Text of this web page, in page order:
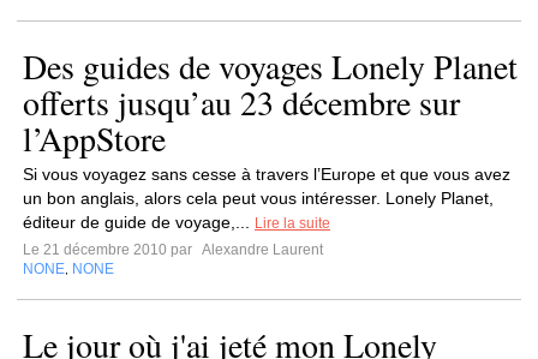
Des guides de voyages Lonely Planet
offerts jusqu’au 23 décembre sur
l’AppStore
Si vous voyagez sans cesse à travers l’Europe et que vous avez
un bon anglais, alors cela peut vous intéresser. Lonely Planet,
éditeur de guide de voyage,...
Lire la suite
Le 21 décembre 2010 par Alexandre Laurent
NONE NONE
Le jour où j'ai jeté mon Lonely